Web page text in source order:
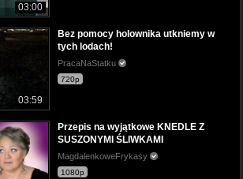
03:00
03:59
Bez pomocy holownika utkniemy w
tych lodach!
PracaNaStatku
720p
Przepis na wyjątkowe KNEDLE Z
SUSZONYMI ŚLIWKAMI
MagdalenkoweFrykasy
1080p